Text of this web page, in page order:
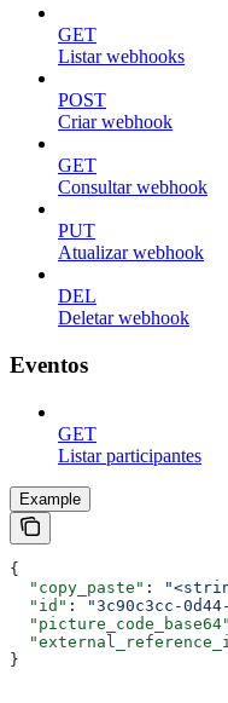
GET
Listar webhooks
POST
Criar webhook
GET
Consultar webhook
PUT
Atualizar webhook
DEL
Deletar webhook
Eventos
GET
Listar participantes
Example
{
  "copy_paste"
:
  "id"
: "3c90c3cc-
  "picture_code_base64"
}